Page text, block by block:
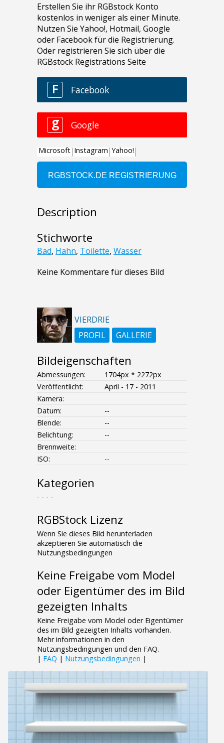
Description
Stichworte
Bad, Hahn, Toilette, Wasser
Keine Kommentare für dieses Bild
VIERDRIE
PROFIL
GALLERIE
Bildeigenschaften
Abmessungen:
1704px * 2272px
Veröffentlicht:
April - 17 - 2011
Kamera:
Datum:
--
Blende:
--
Belichtung:
--
Brennweite:
ISO:
--
Kategorien
- - - -
RGBStock Lizenz
Wenn Sie dieses Bild herunterladen
akzeptieren Sie automatisch die
Nutzungsbedingungen
Keine Freigabe vom Model
oder Eigentümer des im Bild
gezeigten Inhalts
Keine Freigabe vom Model oder Eigentümer
des im Bild gezeigten Inhalts vorhanden.
Mehr informationen in den
Nutzungsbedingungen und den FAQ.
| FAQ | Nutzungsbedingungen |